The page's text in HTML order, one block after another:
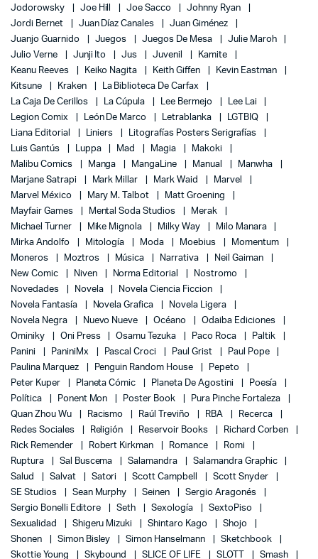
Jodorowsky
Joe Hill Joe Sacco
Johnny Ryan
Jordi Bernet
Juan Díaz Canales
Juan Giménez
Juanjo Guarnido
Juegos Juegos De Mesa
Julie Maroh
Julio Verne
Junji Ito Jus Juvenil
Kamite
Keanu Reeves
Keiko Nagita Keith Giffen
Kevin Eastman
Kitsune
Kraken
La Biblioteca De Carfax
La Caja De Cerillos
La Cúpula Lee Bermejo
Lee Lai
Legion Comix
León De Marco Letrablanka
LGTBIQ
Liana Editorial
Liniers
Litografías Posters Serigrafías
Luis Gantús
Luppa Mad Magia
Makoki
Malibu Comics
Manga MangaLine Manual
Manwha
Marjane Satrapi
Mark Millar Mark Waid
Marvel
Marvel México
Mary M. Talbot
Matt Groening
Mayfair Games
Mental Soda Studios
Merak
Michael Turner
Mike Mignola Milky Way
Milo Manara
Mirka Andolfo
Mitología Moda Moebius
Momentum
Moneros
Moztros Música Narrativa
Neil Gaiman
New Comic
Niven Norma Editorial
Nostromo
Novedades
Novela
Novela Ciencia Ficcion
Novela Fantasía
Novela Grafica
Novela Ligera
Novela Negra
Nuevo Nueve Océano
Odaiba Ediciones
Ominiky
Oni Press Osamu Tezuka Paco Roca
Paltik
Panini
PaniniMx Pascal Croci Paul Grist
Paul Pope
Paulina Marquez
Penguin Random House
Pepeto
Peter Kuper
Planeta Cómic Planeta De Agostini
Poesía
Política
Ponent Mon Poster Book
Pura Pinche Fortaleza
Quan Zhou Wu
Racismo Raúl Treviño RBA
Recerca
Redes Sociales
Religión Reservoir Books
Richard Corben
Rick Remender
Robert Kirkman Romance
Romi
Ruptura
Sal Buscema Salamandra
Salamandra Graphic
Salud
Salvat Satori Scott Campbell
Scott Snyder
SE Studios
Sean Murphy Seinen
Sergio Aragonés
Sergio Bonelli Editore
Seth Sexología
SextoPiso
Sexualidad
Shigeru Mizuki Shintaro Kago
Shojo
Shonen
Simon Bisley Simon Hanselmann
Sketchbook
Skottie Young
Skybound SLICE OF LIFE SLOTT Smash